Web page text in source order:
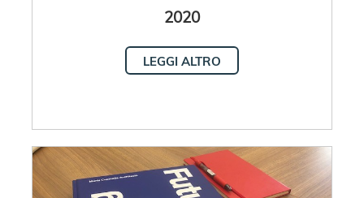
2020
LEGGI ALTRO